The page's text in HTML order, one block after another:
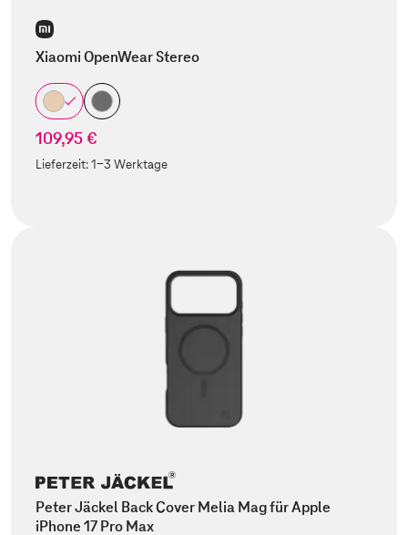
Xiaomi OpenWear Stereo
109,95 €
Lieferzeit:1-3 Werktage
Peter Jäckel Back Cover Melia Mag für Apple
iPhone 17 Pro Max